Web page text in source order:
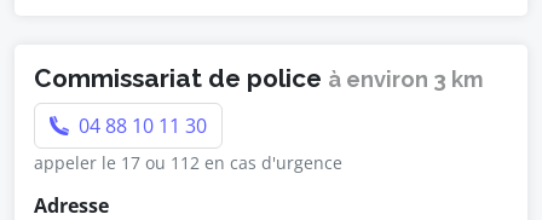
Commissariat de police à environ 3 km
04 88 10 11 30
appeler le 17 ou 112 en cas d'urgence
Adresse